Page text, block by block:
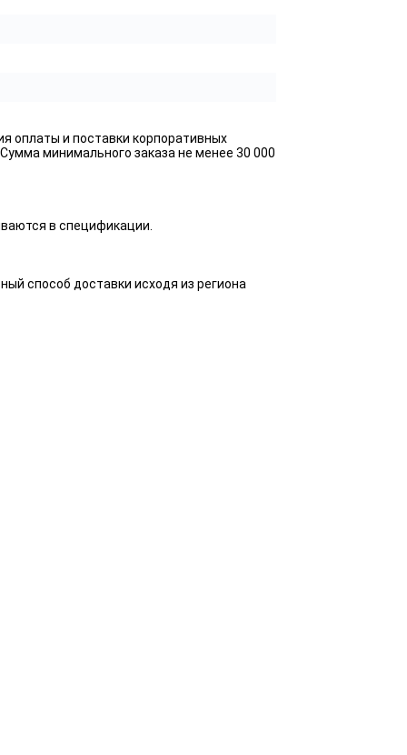
оплаты и поставки корпоративных
минимального заказа не менее 30 000
в спецификации.
способ доставки исходя из региона